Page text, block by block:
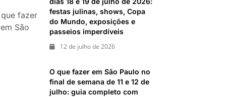
shows,
que fazer
em São
festas julinas, shows, Copa
do Mundo, exposições e
passeios imperdíveis
12 de julho de 2026
O que fazer em São Paulo no
final de semana de 11 e 12 de
julho: guia completo com